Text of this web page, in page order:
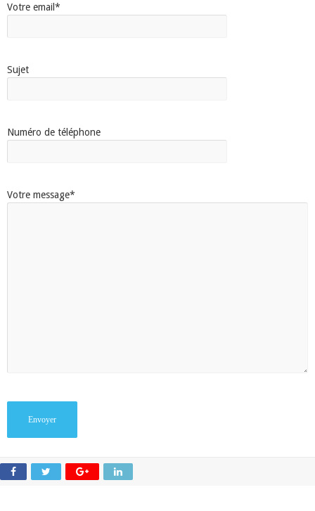
Votre email*
Sujet
Numéro de téléphone
Votre message*